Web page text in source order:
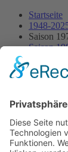
Startseite
1948-
Saison
Saison
Streckenskizze